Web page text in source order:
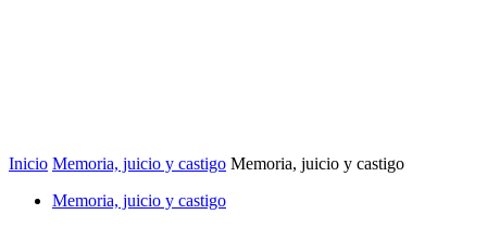
Inicio Memoria, juicio y castigo Memoria, juicio y castigo
Memoria, juicio y castigo